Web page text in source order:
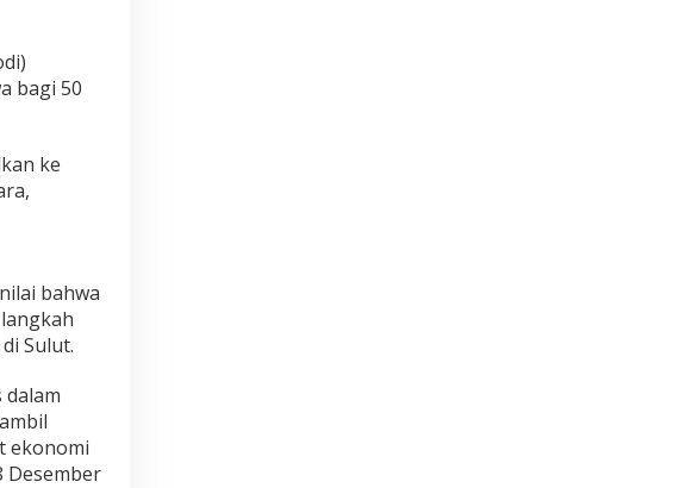
bagi 50
ke
bahwa
Sulut.
ekonomi
Desember